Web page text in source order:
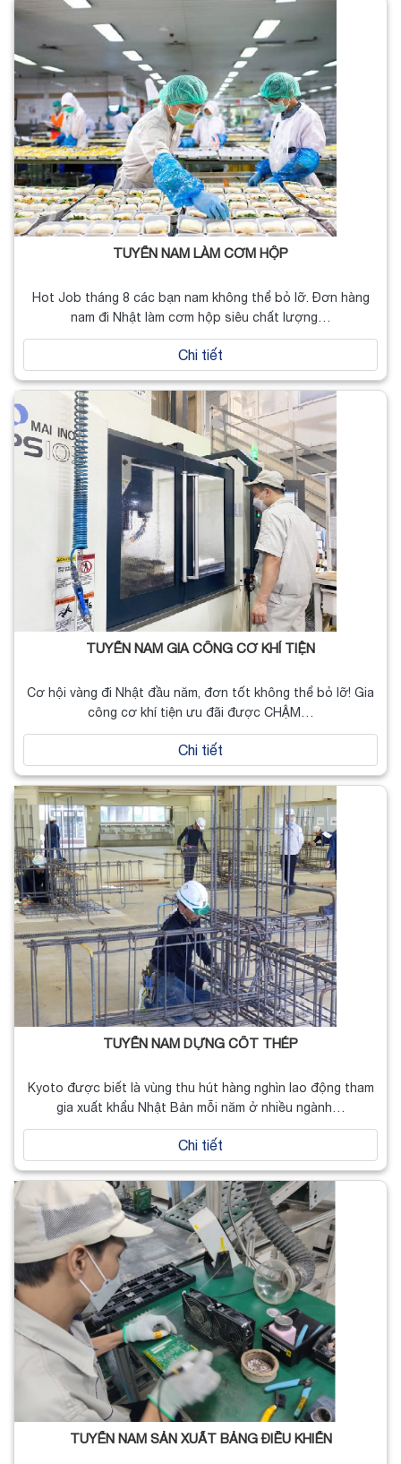
TUYỂN NAM LÀM CƠM HỘP
Hot Job tháng 8 các bạn nam không thể bỏ lỡ. Đơn hàng
nam đi Nhật làm cơm hộp siêu chất lượng…
Chi tiết
TUYỂN NAM GIA CÔNG CƠ KHÍ TIỆN
Cơ hội vàng đi Nhật đầu năm, đơn tốt không thể bỏ lỡ! Gia
công cơ khí tiện ưu đãi được CHẬM…
Chi tiết
TUYỂN NAM DỰNG CỐT THÉP
Kyoto được biết là vùng thu hút hàng nghìn lao động tham
gia xuất khẩu Nhật Bản mỗi năm ở nhiều ngành…
Chi tiết
TUYỂN NAM SẢN XUẤT BẢNG ĐIỀU KHIỂN